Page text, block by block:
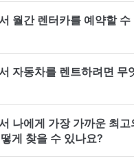
월간 렌터카를 예약할 수
자동차를 렌트하려면 무
나에게 가장 가까운 최고
게 찾을 수 있나요?